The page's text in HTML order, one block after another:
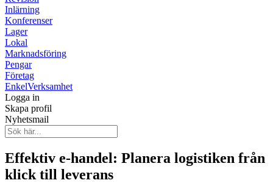
Inlärning
Konferenser
Lager
Lokal
Marknadsföring
Pengar
Företag
EnkelVerksamhet
Logga in
Skapa profil
Nyhetsmail
Effektiv e-handel: Planera logistiken från
klick till leverans